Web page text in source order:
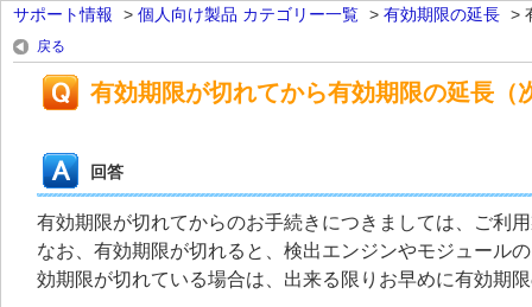
サポート情報 > 個人向け製品 カテゴリー一覧 > 有効期限の延長 >
戻る
有効期限が切れてから有効期限の延長
回答
有効期限が切れてからのお手続きにつきましては、ご利
なお、有効期限が切れると、検出エンジンやモジュール
効期限が切れている場合は、出来る限りお早めに有効期